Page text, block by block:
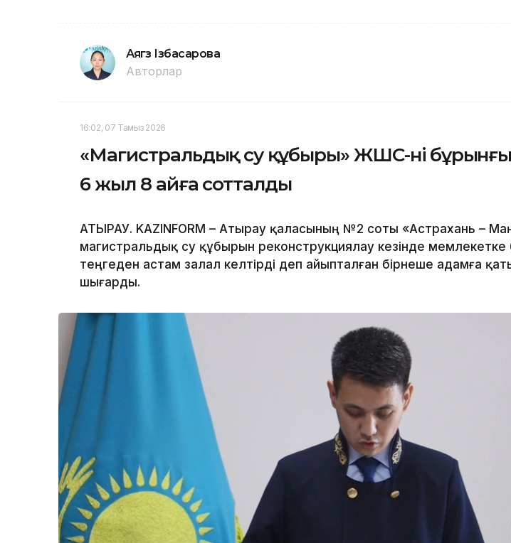
Аягөз Ізбасарова
Авторлар
16:02, 07 Тамыз 2026
«Магистральдық су құбыры» ЖШС-нің
6 жыл 8 айға сотталды
АТЫРАУ. KAZINFORM – Атырау қаласының №2 соты «Астрахань –
магистральдық су құбырын реконструкциялау кезінде
теңгеден астам залал келтірді деп айыпталған бірнеше адамға
шығарды.